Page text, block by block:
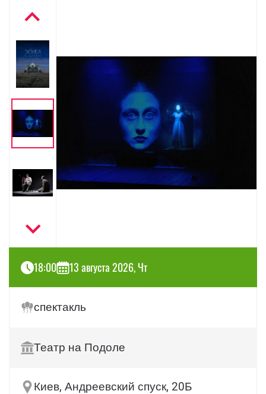
18:00 13 августа 2026, Чт
спектакль
Театр на Подоле
Киев, Андреевский спуск, 20Б